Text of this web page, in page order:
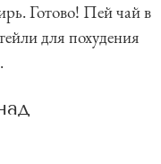
Готово! Пей чай в
для похудения